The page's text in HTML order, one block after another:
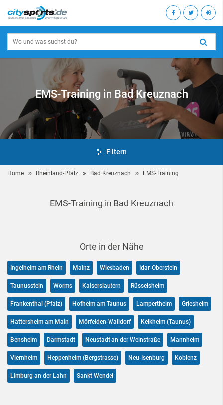
EMS-Training in Bad Kreuznach
Filtern
Home Rheinland-Pfalz Bad Kreuznach EMS-Training
EMS-Training in Bad Kreuznach
Orte in der Nähe
Ingelheim am Rhein Mainz Wiesbaden Idar-Oberstein
Taunusstein Worms Kaiserslautern Rüsselsheim
Frankenthal (Pfalz) Hofheim am Taunus Lampertheim Griesheim
Hattersheim am Main Mörfelden-Walldorf Kelkheim (Taunus)
Bensheim Darmstadt Neustadt an der Weinstraße Mannheim
Viernheim Heppenheim (Bergstrasse) Neu-Isenburg Koblenz
Limburg an der Lahn Sankt Wendel